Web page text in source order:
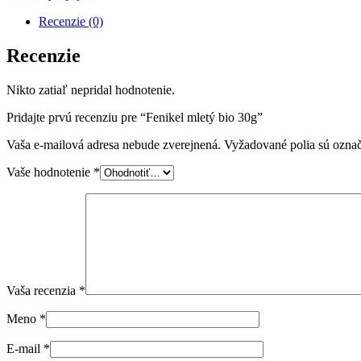
Recenzie (0)
Recenzie
Nikto zatiaľ nepridal hodnotenie.
Pridajte prvú recenziu pre “Fenikel mletý bio 30g”
Vaša e-mailová adresa nebude zverejnená. Vyžadované polia sú
Vaše hodnotenie *
Vaša recenzia *
Meno *
E-mail *